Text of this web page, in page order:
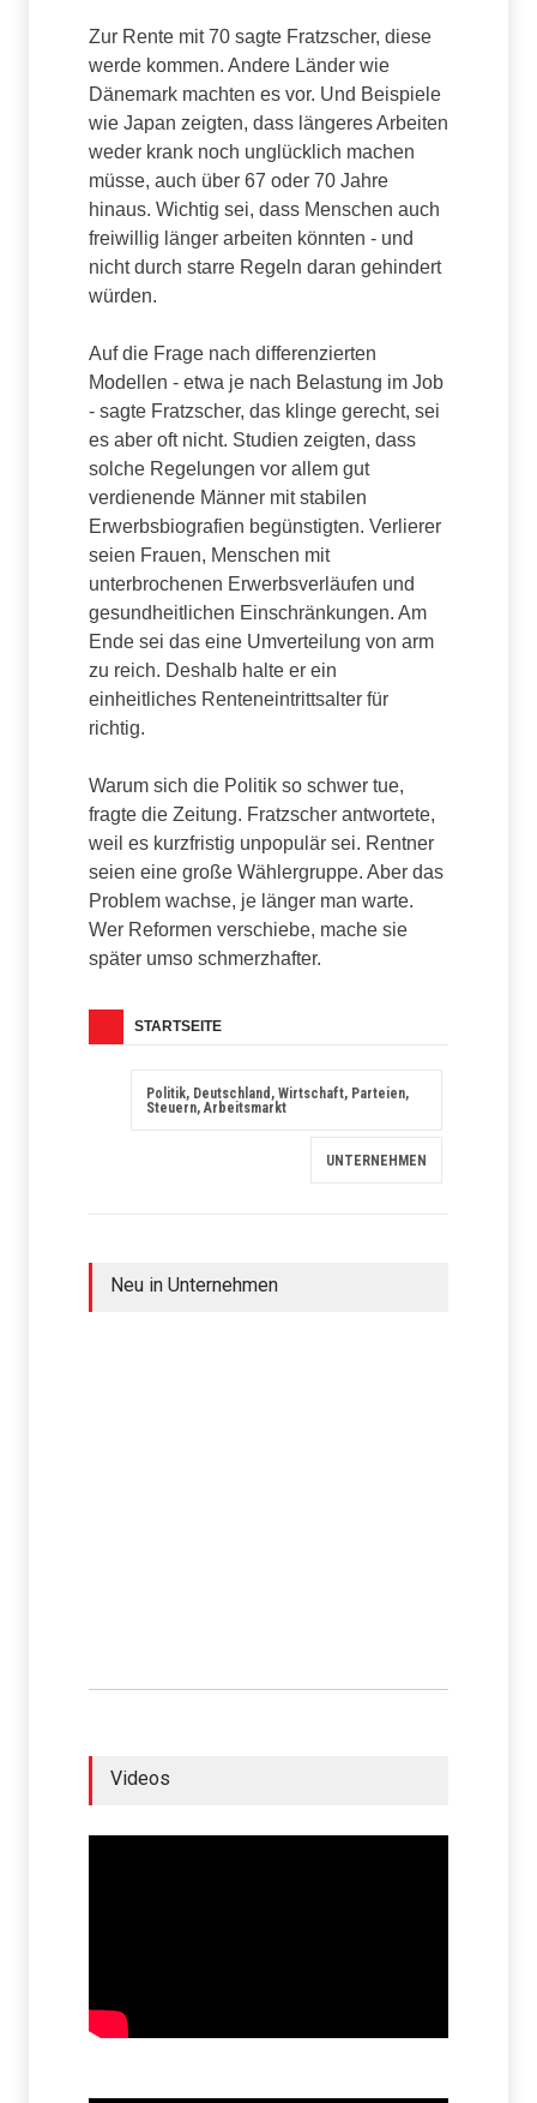
Zur Rente mit 70 sagte Fratzscher, diese
werde kommen. Andere Länder wie
Dänemark machten es vor. Und Beispiele
wie Japan zeigten, dass längeres Arbeiten
weder krank noch unglücklich machen
müsse, auch über 67 oder 70 Jahre
hinaus. Wichtig sei, dass Menschen auch
freiwillig länger arbeiten könnten - und
nicht durch starre Regeln daran gehindert
würden.
Auf die Frage nach differenzierten
Modellen - etwa je nach Belastung im Job
- sagte Fratzscher, das klinge gerecht, sei
es aber oft nicht. Studien zeigten, dass
solche Regelungen vor allem gut
verdienende Männer mit stabilen
Erwerbsbiografien begünstigten. Verlierer
seien Frauen, Menschen mit
unterbrochenen Erwerbsverläufen und
gesundheitlichen Einschränkungen. Am
Ende sei das eine Umverteilung von arm
zu reich. Deshalb halte er ein
einheitliches Renteneintrittsalter für
richtig.
Warum sich die Politik so schwer tue,
fragte die Zeitung. Fratzscher antwortete,
weil es kurzfristig unpopulär sei. Rentner
seien eine große Wählergruppe. Aber das
Problem wachse, je länger man warte.
Wer Reformen verschiebe, mache sie
später umso schmerzhafter.
STARTSEITE
Politik, Deutschland, Wirtschaft, Parteien,
Steuern, Arbeitsmarkt
UNTERNEHMEN
Neu in Unternehmen
Videos